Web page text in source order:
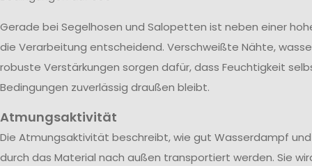
Gerade bei Segelhosen und Salopetten ist neben einer
die Verarbeitung entscheidend. Verschweißte Nähte,
robuste Verstärkungen sorgen dafür, dass Feuchtigkeit
Bedingungen zuverlässig draußen bleibt.
Atmungsaktivität
Die Atmungsaktivität beschreibt, wie gut Wasserdampf
durch das Material nach außen transportiert werden. Sie